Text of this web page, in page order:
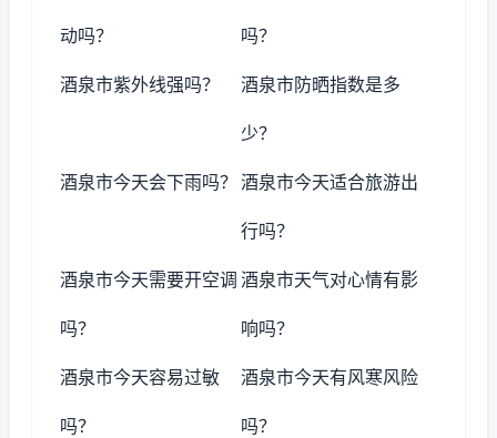
动吗？ 吗？
酒泉市紫外线强吗？ 酒泉市防晒指数是多
少？
酒泉市今天会下雨吗？ 酒泉市今天适合旅游出
行吗？
酒泉市今天需要开空调
吗？
酒泉市天气对心情有影
响吗？
酒泉市今天容易过敏
吗？
酒泉市今天有风寒风险
吗？